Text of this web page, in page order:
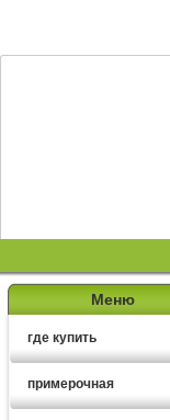
Меню
где купить
примерочная